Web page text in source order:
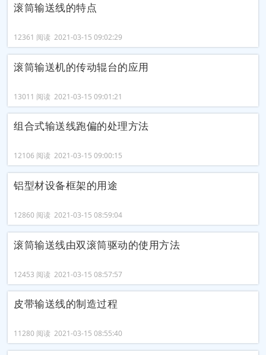
滚筒输送线的特点
12361 阅读 2021-03-15 09:02:29
滚筒输送机的传动辊台的应用
13011 阅读 2021-03-15 09:01:21
组合式输送线跑偏的处理方法
12106 阅读 2021-03-15 09:00:15
铝型材设备框架的用途
12860 阅读 2021-03-15 08:59:04
滚筒输送线由双滚筒驱动的使用方法
12453 阅读 2021-03-15 08:57:57
皮带输送线的制造过程
11280 阅读 2021-03-15 08:55:40